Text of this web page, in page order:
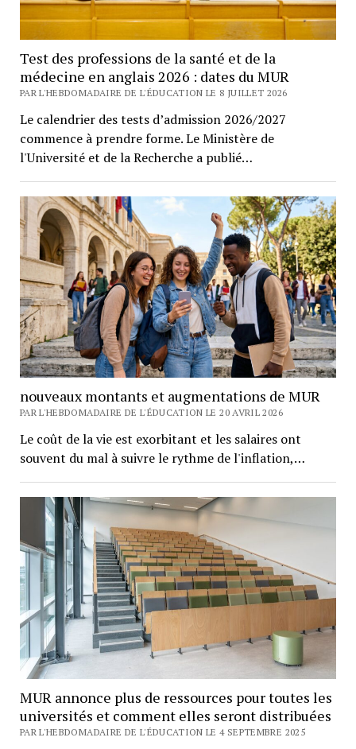
Test des professions de la santé et de la
médecine en anglais 2026 : dates du MUR
PAR L'HEBDOMADAIRE DE L'ÉDUCATION LE 8 JUILLET 2026
Le calendrier des tests d’admission 2026/2027
commence à prendre forme. Le Ministère de
l'Université et de la Recherche a publié…
nouveaux montants et augmentations de MUR
PAR L'HEBDOMADAIRE DE L'ÉDUCATION LE 20 AVRIL 2026
Le coût de la vie est exorbitant et les salaires ont
souvent du mal à suivre le rythme de l'inflation,…
MUR annonce plus de ressources pour toutes les
universités et comment elles seront distribuées
PAR L'HEBDOMADAIRE DE L'ÉDUCATION LE 4 SEPTEMBRE 2025